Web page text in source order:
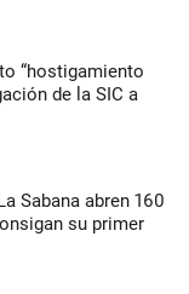
“hostigamiento
de la SIC a
Sabana abren 160
su primer